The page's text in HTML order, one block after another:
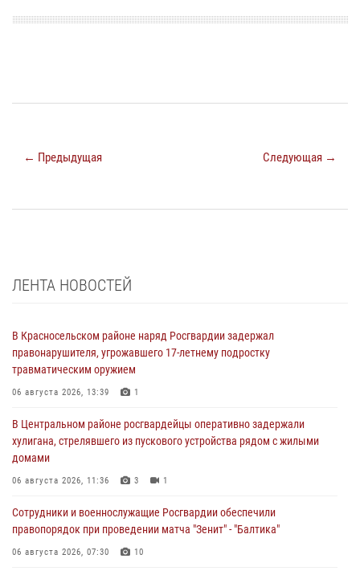
← Предыдущая Следующая →
ЛЕНТА НОВОСТЕЙ
В Красносельском районе наряд Росгвардии задержал
правонарушителя, угрожавшего 17-летнему подростку
травматическим оружием
06 августа 2026, 13:39 1
В Центральном районе росгвардейцы оперативно задержали
хулигана, стрелявшего из пускового устройства рядом с жилыми
домами
06 августа 2026, 11:36 3 1
Сотрудники и военнослужащие Росгвардии обеспечили
правопорядок при проведении матча "Зенит" - "Балтика"
06 августа 2026, 07:30 10